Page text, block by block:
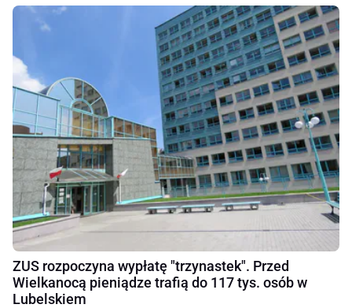
ZUS rozpoczyna wypłatę "trzynastek". Przed
Wielkanocą pieniądze trafią do 117 tys. osób w
Lubelskiem